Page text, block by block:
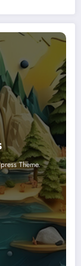
Theme.